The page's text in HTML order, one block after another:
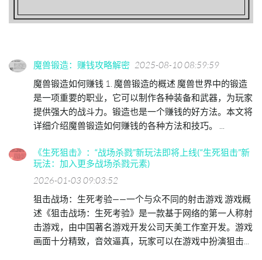
魔兽锻造：赚钱攻略解密 2025-08-10 08:59:59
魔兽锻造如何赚钱 1. 魔兽锻造的概述 魔兽世界中的锻造
是一项重要的职业，它可以制作各种装备和武器，为玩家
提供强大的战斗力。锻造也是一个赚钱的好方法。本文将
详细介绍魔兽锻造如何赚钱的各种方法和技巧。 ...
《生死狙击》：“战场杀戮”新玩法即将上线(“生死狙击”新
玩法：加入更多战场杀戮元素)
2026-01-03 09:03:52
狙击战场：生死考验——一个与众不同的射击游戏 游戏概
述《狙击战场：生死考验》是一款基于网络的第一人称射
击游戏，由中国著名游戏开发公司天美工作室开发。游戏
画面十分精致，音效逼真，玩家可以在游戏中扮演狙击...